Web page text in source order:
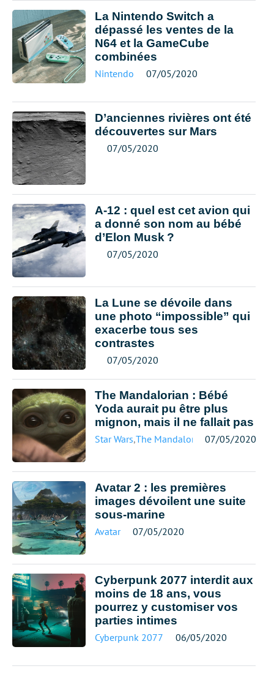
La Nintendo Switch a
dépassé les ventes de la
N64 et la GameCube
combinées
Nintendo 07/05/2020
D’anciennes rivières ont été
découvertes sur Mars
07/05/2020
A-12 : quel est cet avion qui
a donné son nom au bébé
d’Elon Musk ?
07/05/2020
La Lune se dévoile dans
une photo “impossible” qui
exacerbe tous ses
contrastes
07/05/2020
The Mandalorian : Bébé
Yoda aurait pu être plus
mignon, mais il ne fallait pas
Star Wars,The Mandalorian07/05/2020
Avatar 2 : les premières
images dévoilent une suite
sous-marine
Avatar 07/05/2020
Cyberpunk 2077 interdit aux
moins de 18 ans, vous
pourrez y customiser vos
parties intimes
Cyberpunk 2077 06/05/2020